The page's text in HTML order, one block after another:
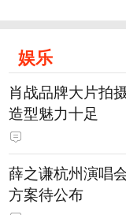
娱乐
肖战品牌大片拍
造型魅力十足
薛之谦杭州演唱
方案待公布